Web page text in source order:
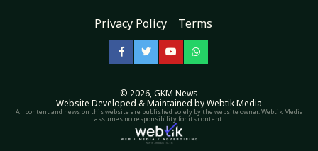
Privacy Policy Terms
Facebook
TwitterYouTubeWhatsApp
© 2026,GKM News
Website Developed & Maintained by Webtik Media
All content and news on this website are published solely by the website owner. Webtik Media
assumes no responsibility for its content.